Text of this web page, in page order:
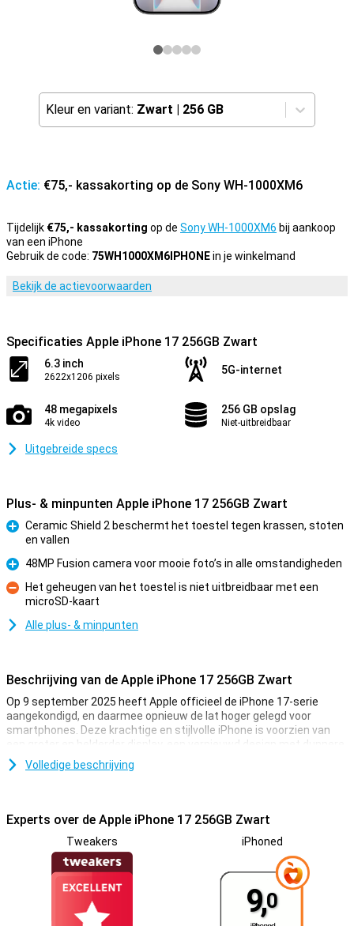
Kleur en variant: Zwart | 256 GB
Actie: €75,- kassakorting op de Sony WH-1000XM6
Tijdelijk €75,- kassakorting op de Sony WH-1000XM6 bij aankoop
van een iPhone
Gebruik de code: 75WH1000XM6IPHONEin je winkelmand
Bekijk de actievoorwaarden
Specificaties Apple iPhone 17 256GB Zwart
6.3 inch
2622x1206 pixels
5G-internet
48 megapixels
4k video
256 GB opslag
Niet-uitbreidbaar
Uitgebreide specs
Plus- & minpunten Apple iPhone 17 256GB Zwart
Pluspunt
Ceramic Shield 2 beschermt het toestel tegen krassen, stoten
en vallen
Pluspunt
48MP Fusion camera voor mooie foto’s in alle omstandigheden
Minpunt
Het geheugen van het toestel is niet uitbreidbaar met een
microSD-kaart
Alle plus- & minpunten
Beschrijving van de Apple iPhone 17 256GB Zwart
Op 9 september 2025 heeft Apple officieel de iPhone 17-serie
aangekondigd, en daarmee opnieuw de lat hoger gelegd voor
smartphones. Deze krachtige en stijlvolle iPhone is voorzien van
een groter en helderder display, een vernieuwd design met dunnere
schermranden en de supersnelle A19-chip. Dankzij de verbeterde
48MP-camera, slimme functies via Apple Intelligence en het
maken tot soepel gamen en multitasken. Ook op het gebied van
batterijduur zijn er flinke stappen gezet. Kortom, met de iPhone 17
haal je een toekomstbestendige en premium smartphone in huis
die klaar is voor alles.
Haarscherp display met ProMotion
Het scherm van de iPhone 17 is prachtig om naar te kijken. Je kijkt
Volledige beschrijving
Experts over de Apple iPhone 17 256GB Zwart
Tweakers iPhoned
9,0